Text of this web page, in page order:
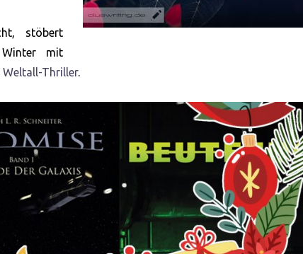
stöbert
mit
Weltall-Thriller.